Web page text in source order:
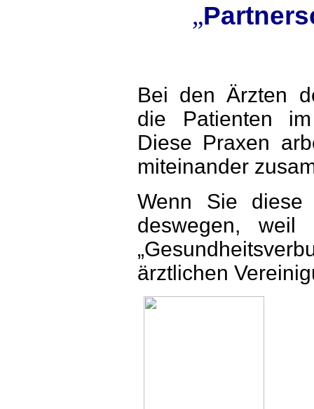
„
Bei den Ärzten
die Patienten
Diese Praxen
miteinander
Wenn Sie diese
deswegen,
ärztlichen